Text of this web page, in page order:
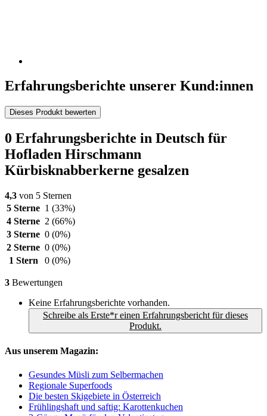
Erfahrungsberichte unserer Kund:innen
Dieses Produkt bewerten
0 Erfahrungsberichte in Deutsch für
Hofladen Hirschmann
Kürbisknabberkerne gesalzen
4,3 von 5 Sternen
5 Sterne 1 (33%)
4 Sterne 2 (66%)
3 Sterne 0 (0%)
2 Sterne 0 (0%)
1 Stern
0 (0%)
3 Bewertungen
Keine Erfahrungsberichte vorhanden.
Schreibe als Erste*r einen Erfahrungsbericht für dieses
Produkt.
Aus unserem Magazin:
Gesundes Müsli zum Selbermachen
Regionale Superfoods
Die besten Skigebiete in Österreich
Frühlingshaft und saftig: Karottenkuchen